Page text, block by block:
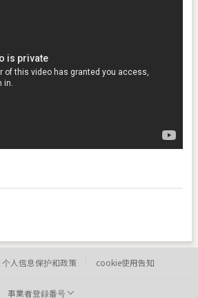
个人信息保护和政策 cookie使用告知
事業者登録番号